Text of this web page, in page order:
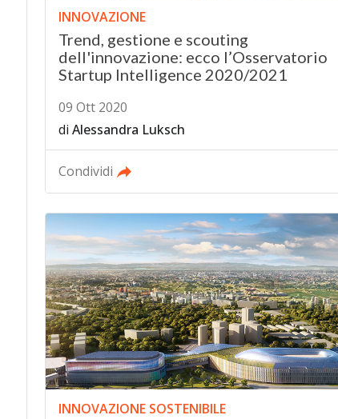
INNOVAZIONE
Trend, gestione e scouting
dell'innovazione: ecco l’Osservatorio
Startup Intelligence 2020/2021
09 Ott 2020
di Alessandra Luksch
Condividi
INNOVAZIONE SOSTENIBILE